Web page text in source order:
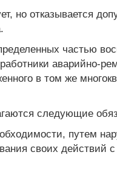
но отказывается
частью
аварийно-
в том же
следующие
путем
своих действий